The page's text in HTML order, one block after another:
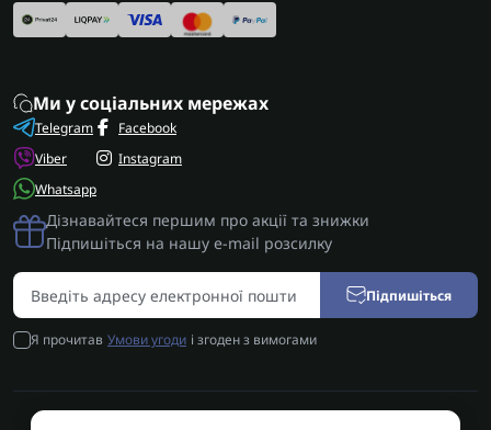
Ми у соціальних мережах
Telegram
Viber
Whatsapp
Facebook
Instagram
Дізнавайтеся першим про акції та знижки
Підпишіться на нашу e-mail розсилку
Підпишіться
Я прочитав Умови угоди і згоден з вимогами